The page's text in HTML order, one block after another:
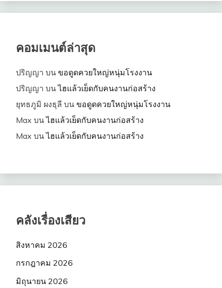
คอมเมนต์ล่าสุด
ปริญญา บน ขอดูดควยใหญ่หนุ่มโรงงาน
ปริญญา บนไฮแล้วเย็ดกับคนงานก่อสร้าง
ยุทธภูมิ ผงธุลี บน ขอดูดควยใหญ่หนุ่มโรงงาน
Max บนไฮแล้วเย็ดกับคนงานก่อสร้าง
Max บนไฮแล้วเย็ดกับคนงานก่อสร้าง
คลังเรื่องเสียว
สิงหาคม 2026
กรกฎาคม 2026
มิถุนายน 2026